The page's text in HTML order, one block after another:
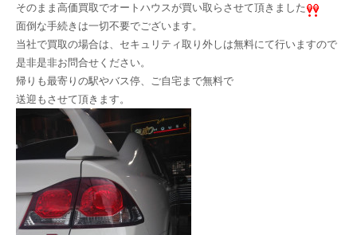
そのまま高価買取でオートハウスが買い取らさせて頂きました
面倒な手続きは一切不要でございます。
当社で買取の場合は、セキュリティ取り外しは無料にて行いますので
是非是非お問合せください。
帰りも最寄りの駅やバス停、ご自宅まで無料で
送迎もさせて頂きます。